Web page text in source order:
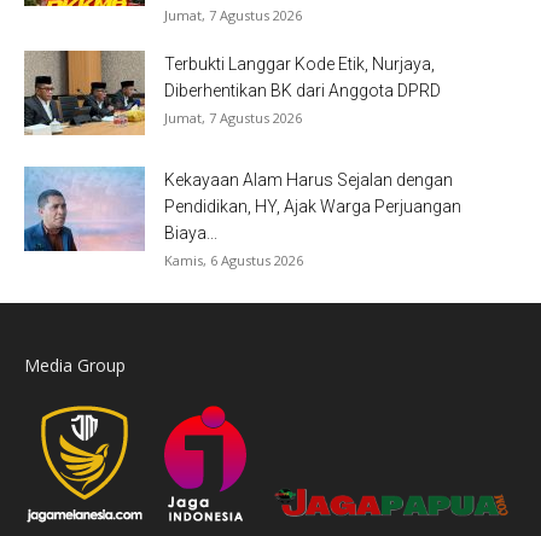
Jumat, 7 Agustus 2026
Terbukti Langgar Kode Etik, Nurjaya,
Diberhentikan BK dari Anggota DPRD
Jumat, 7 Agustus 2026
Kekayaan Alam Harus Sejalan dengan
Pendidikan, HY, Ajak Warga Perjuangan
Biaya...
Kamis, 6 Agustus 2026
Media Group